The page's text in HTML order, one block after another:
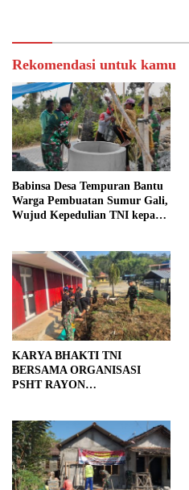
Rekomendasi untuk kamu
Babinsa Desa Tempuran Bantu
Warga Pembuatan Sumur Gali,
Wujud Kepedulian TNI kepada
KARYA BHAKTI TNI
BERSAMA ORGANISASI
PSHT RAYON
ROYONG DAN
KEMANUNGGALAN TNI-
RAKYAT